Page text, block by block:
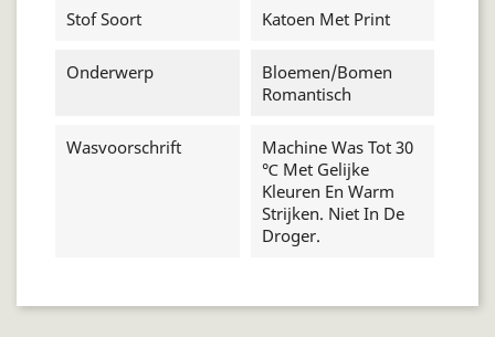
Stof Soort Katoen Met Print
Onderwerp
Bloemen/bomen
Romantisch
Wasvoorschrift
Machine Was Tot 30
℃ Met Gelijke
Kleuren En Warm
Strijken. Niet In De
Droger.